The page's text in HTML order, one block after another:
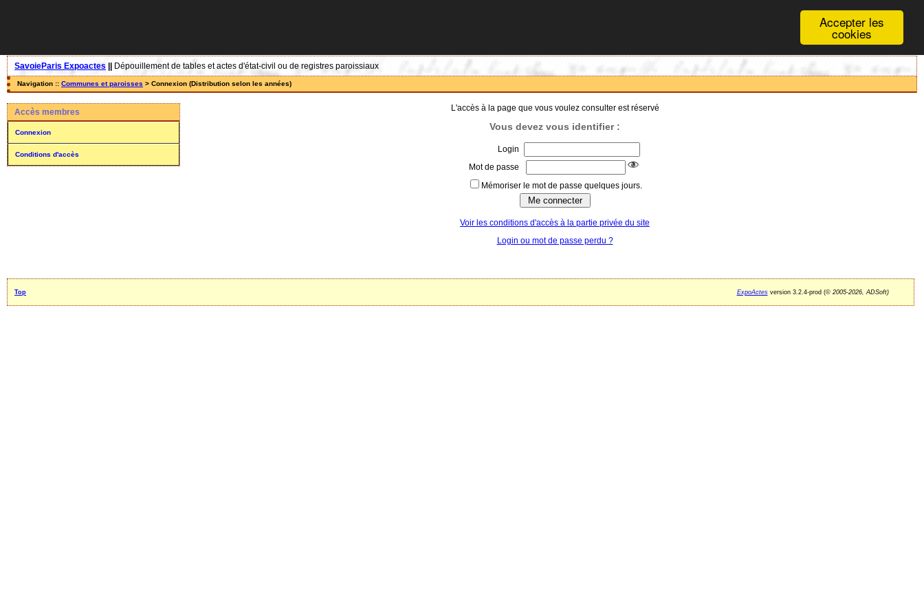
Accepter les
cookies
SavoieParis Expoactes Dépouillement de tables et actes d'état-civil ou de registres paroissiaux
Navigation :: Communes et paroisses > Connexion (Distribution selon les années)
Accès membres
Connexion
Conditions d'accès
L'accès à la page que vous voulez consulter est réservé
Vous devez vous identifier :
Login
Mot de passe
Mémoriser le mot de passe quelques jours.
Voir les conditions d'accès à la partie privée du site
Login ou mot de passe perdu ?
Top ExpoActesversion 3.2.4-prod (©2005-2026, ADSoft)